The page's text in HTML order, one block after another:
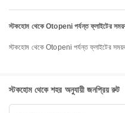
স্টকহোম থেকে Otopeni পর্যন্ত ফ্লাইটের
স্টকহোম থেকে Otopeni পর্যন্ত ফ্লাইটের
স্টকহোম থেকে শহর অনুযায়ী জনপ্রিয় রুট